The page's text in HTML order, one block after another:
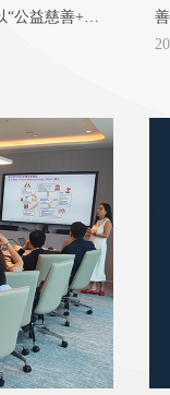
“公益慈善+文
聚政府部门、